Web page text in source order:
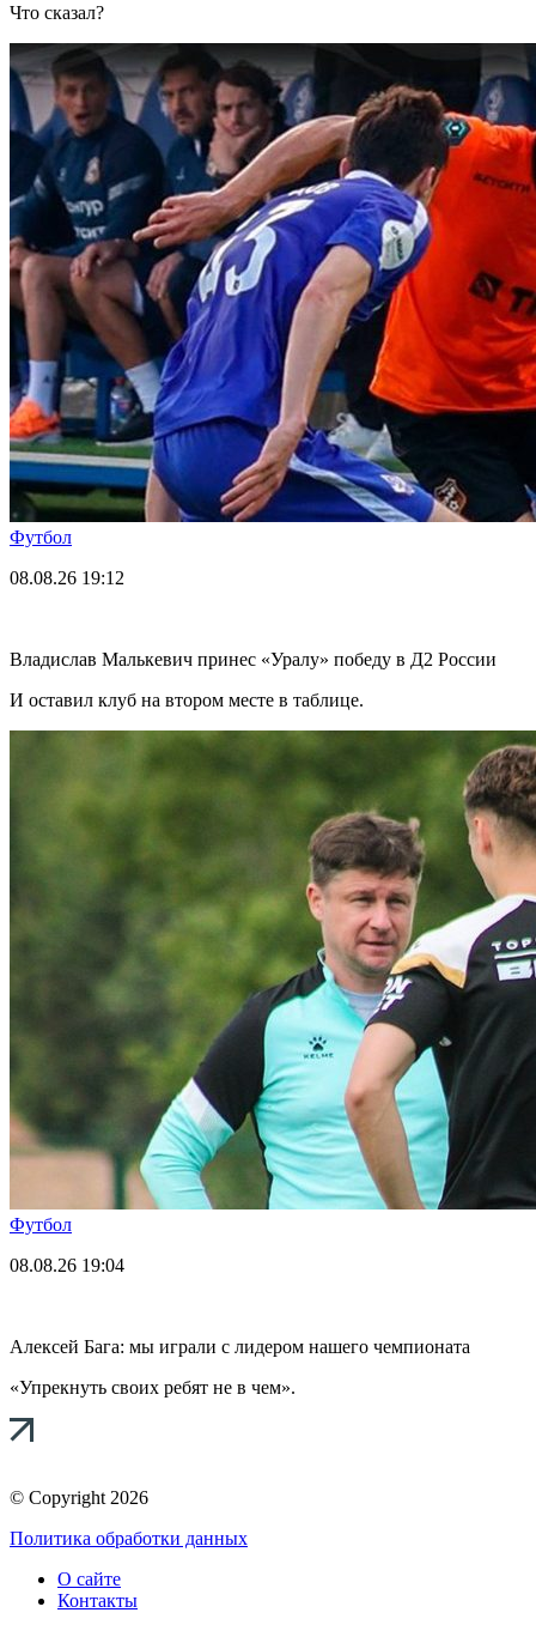
Что сказал?
Футбол
08.08.26 19:12
Владислав Малькевич принес «Уралу» победу в Д2 России
И оставил клуб на втором месте в таблице.
Футбол
08.08.26 19:04
Алексей Бага: мы играли с лидером нашего чемпионата
«Упрекнуть своих ребят не в чем».
© Copyright 2026
Политика обработки данных
О сайте
Контакты